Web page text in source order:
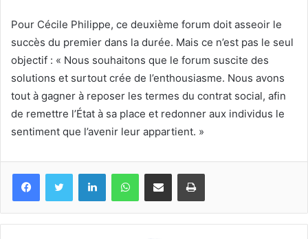
Pour Cécile Philippe, ce deuxième forum doit asseoir le
succès du premier dans la durée. Mais ce n’est pas le seul
objectif : « Nous souhaitons que le forum suscite des
solutions et surtout crée de l’enthousiasme. Nous avons
tout à gagner à reposer les termes du contrat social, afin
de remettre l’État à sa place et redonner aux individus le
sentiment que l’avenir leur appartient. »
FacebookTwitter LinkedinWhatsApp
Partagez par mail Imprimez